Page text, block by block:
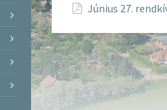
Június 27.